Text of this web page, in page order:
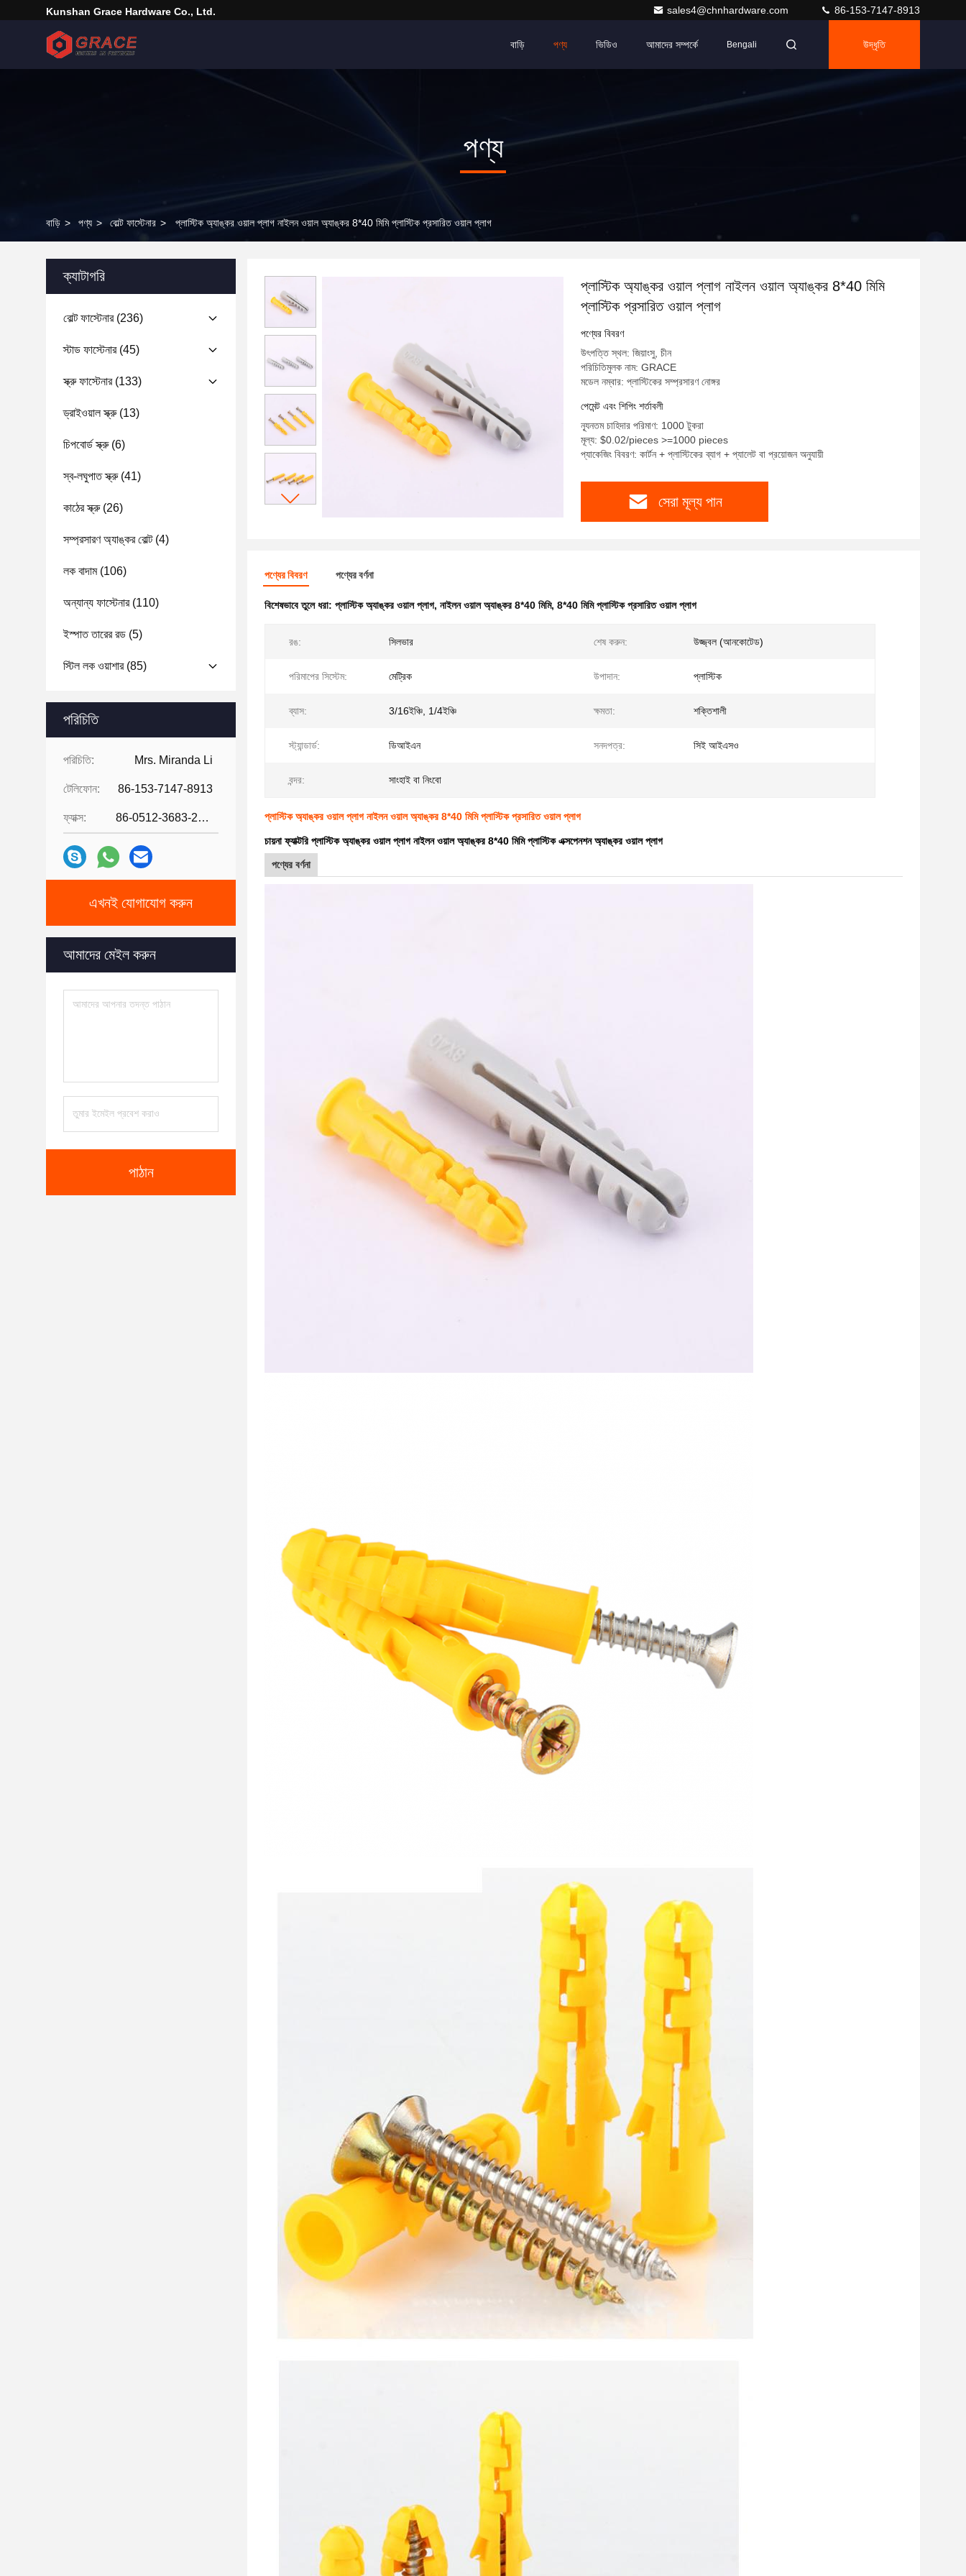
Kunshan Grace Hardware Co., Ltd. sales4@chnhardware.com 86-153-7147-8913
বাড়ি পণ্য ভিডিও আমাদের সম্পর্কে Bengali উদ্ধৃতি
পণ্য
বাড়ি > পণ্য > বোল্ট ফাস্টেনার > প্লাস্টিক অ্যাঙ্কর ওয়াল প্লাগ নাইলন ওয়াল অ্যাঙ্কর 8*40 মিমি প্লাস্টিক প্রসারিত ওয়াল প্লাগ
ক্যাটাগরি
বোল্ট ফাস্টেনার(236)
স্টাড ফাস্টেনার(45)
স্ক্রু ফাস্টেনার(133)
ড্রাইওয়াল স্ক্রু(13)
চিপবোর্ড স্ক্রু(6)
স্ব-লঘুপাত স্ক্রু(41)
কাঠের স্ক্রু(26)
সম্প্রসারণ অ্যাঙ্কর বোল্ট(4)
লক বাদাম(106)
অন্যান্য ফাস্টেনার(110)
ইস্পাত তারের রড (5)
স্টিল লক ওয়াশার(85)
পরিচিতি
পরিচিতি: Mrs. Miranda Li
টেলিফোন: 86-153-7147-8913
ফ্যাক্স: 86-0512-3683-2631
এখনই যোগাযোগ করুন
আমাদের মেইল ​​করুন
পাঠান
প্লাস্টিক অ্যাঙ্কর ওয়াল প্লাগ নাইলন ওয়াল অ্যাঙ্কর 8*40 মিমি
প্লাস্টিক প্রসারিত ওয়াল প্লাগ
পণ্যের বিবরণ
উৎপত্তি স্থল: জিয়াংসু, চীন
পরিচিতিমুলক নাম: GRACE
মডেল নম্বার: প্লাস্টিকের সম্প্রসারণ নোঙ্গর
পেমেন্ট এবং শিপিং শর্তাবলী
ন্যূনতম চাহিদার পরিমাণ: 1000 টুকরা
মূল্য: $0.02/pieces >=1000 pieces
প্যাকেজিং বিবরণ: কার্টন + প্লাস্টিকের ব্যাগ + প্যালেট বা প্রয়োজন অনুযায়ী
সেরা মূল্য পান
পণ্যের বিবরণ পণ্যের বর্ণনা
বিশেষভাবে তুলে ধরা: প্লাস্টিক অ্যাঙ্কর ওয়াল প্লাগ, নাইলন ওয়াল অ্যাঙ্কর 8*40 মিমি, 8*40 মিমি প্লাস্টিক প্রসারিত ওয়াল প্লাগ
রঙ: সিলভার শেষ করুন: উজ্জ্বল (আনকোটেড)
পরিমাপের সিস্টেম: মেট্রিক উপাদান: প্লাস্টিক
ব্যাস: 3/16ইঞ্চি, 1/4ইঞ্চি ক্ষমতা: শক্তিশালী
স্ট্যান্ডার্ড: ডিআইএন সনদপত্র: সিই আইএসও
বন্দর: সাংহাই বা নিংবো
প্লাস্টিক অ্যাঙ্কর ওয়াল প্লাগ নাইলন ওয়াল অ্যাঙ্কর 8*40 মিমি প্লাস্টিক প্রসারিত ওয়াল প্লাগ
চায়না ফ্যাক্টরি প্লাস্টিক অ্যাঙ্কর ওয়াল প্লাগ নাইলন ওয়াল অ্যাঙ্কর 8*40 মিমি প্লাস্টিক এক্সপেনশন অ্যাঙ্কর ওয়াল প্লাগ
পণ্যের বর্ণনা